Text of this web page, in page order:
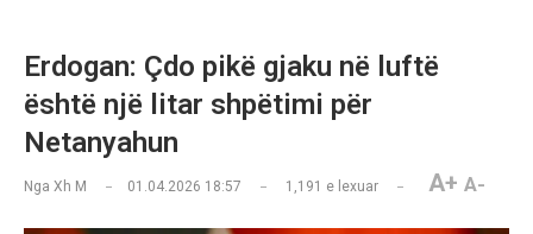
Erdogan: Çdo pikë gjaku në luftë
është një litar shpëtimi për
Netanyahun
Nga Xh M 01.04.2026 18:57 1,191 e lexuar A+ A-